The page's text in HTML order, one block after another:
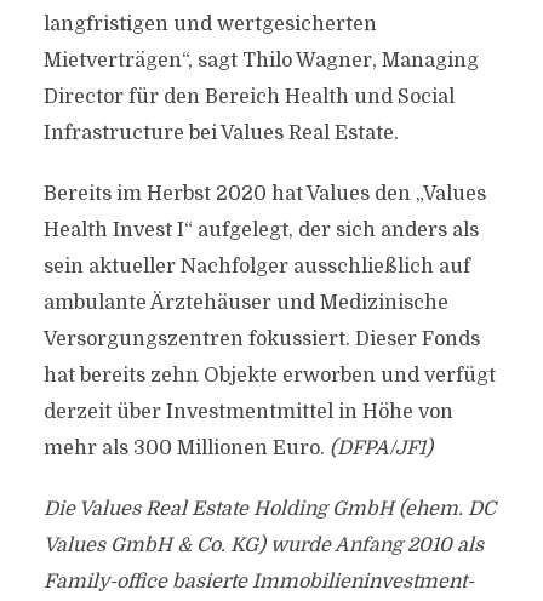
langfristigen und wertgesicherten
Mietverträgen“, sagt Thilo Wagner, Managing
Director für den Bereich Health und Social
Infrastructure bei Values Real Estate.
Bereits im Herbst 2020 hat Values den „Values
Health Invest I“ aufgelegt, der sich anders als
sein aktueller Nachfolger ausschließlich auf
ambulante Ärztehäuser und Medizinische
Versorgungszentren fokussiert. Dieser Fonds
hat bereits zehn Objekte erworben und verfügt
derzeit über Investmentmittel in Höhe von
mehr als 300 Millionen Euro. (DFPA/JF1)
Die Values Real Estate Holding GmbH (ehem. DC
Values GmbH & Co. KG) wurde Anfang 2010 als
Family-office basierte Immobilieninvestment-